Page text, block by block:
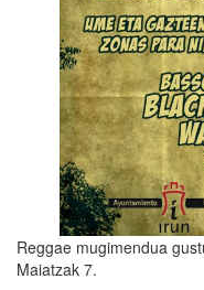
Reggae mugimendua
Maiatzak 7.